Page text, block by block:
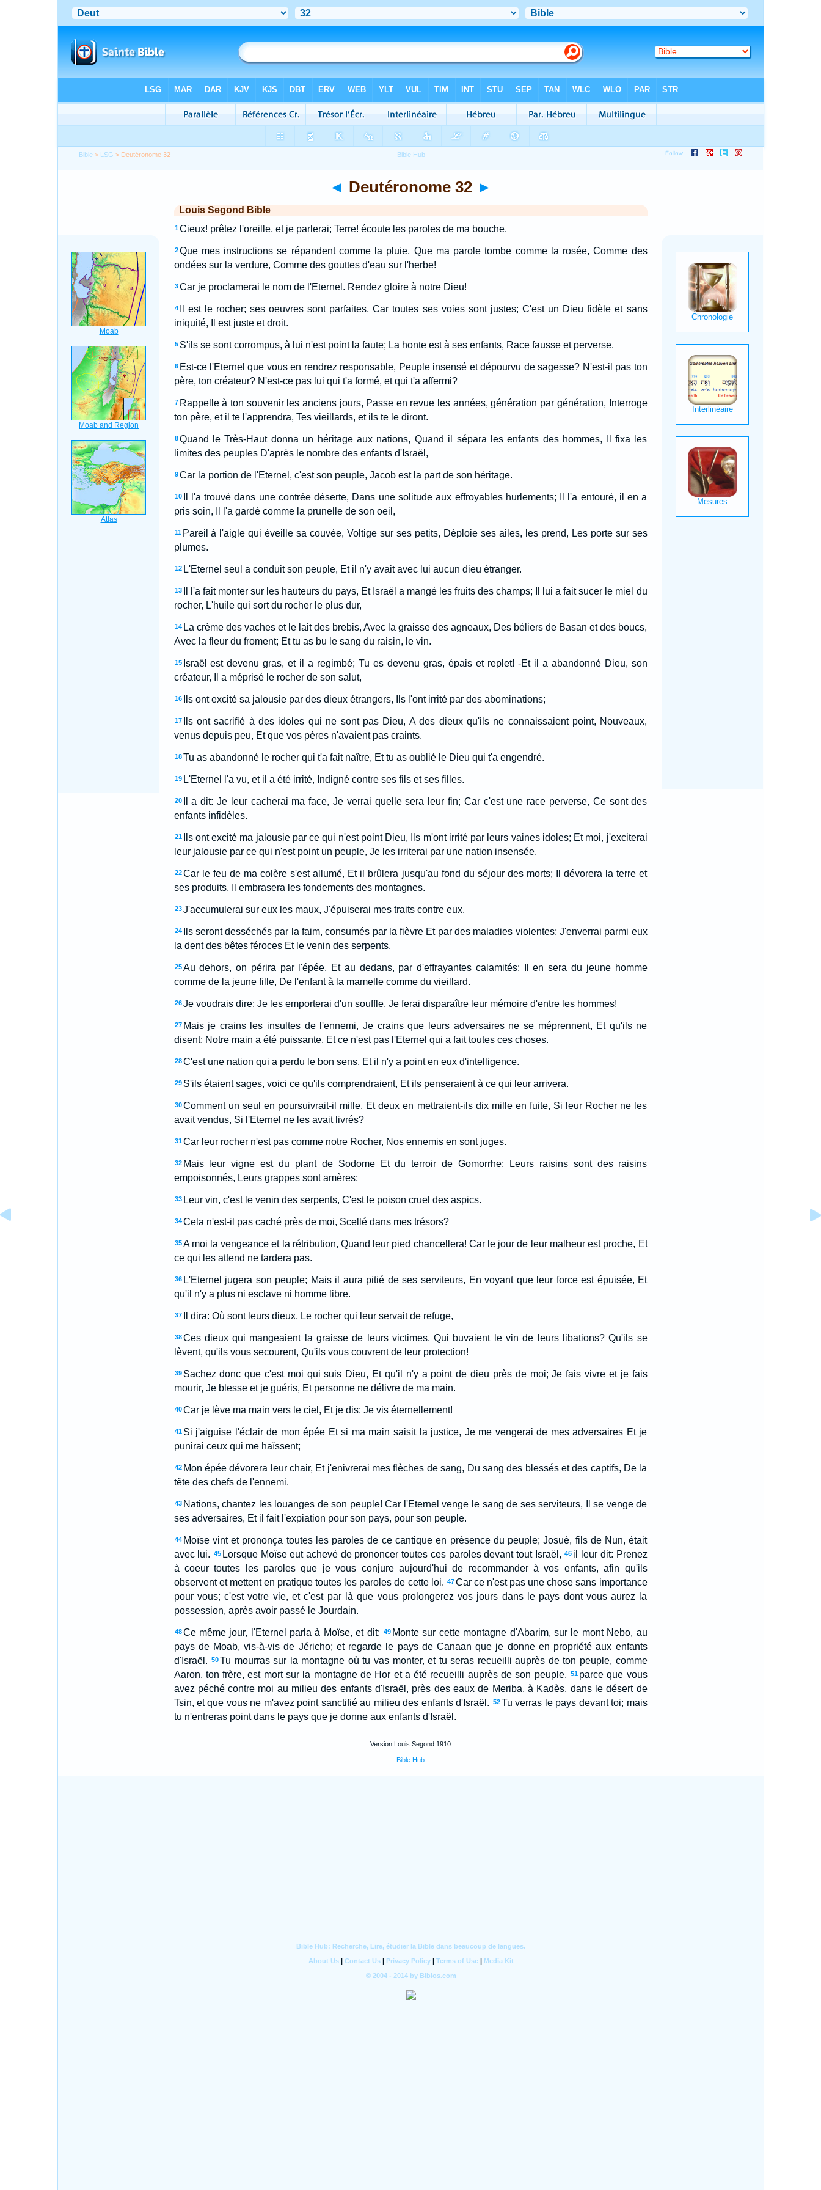
Bible > LSG > Deutéronome 32
◄ Deutéronome 32 ►
Louis Segond Bible
1 Cieux! prêtez l'oreille, et je parlerai; Terre! écoute les paroles de ma bouche.
2 Que mes instructions se répandent comme la pluie, Que ma parole tombe comme la rosée, Comme des
ondées sur la verdure, Comme des gouttes d'eau sur l'herbe!
3 Car je proclamerai le nom de l'Eternel. Rendez gloire à notre Dieu!
4
Il est le rocher; ses oeuvres sont parfaites, Car toutes ses voies sont justes; C'est un Dieu fidèle et sans
iniquité, Il est juste et droit.
5 S'ils se sont corrompus, à lui n'est point la faute; La honte est à ses enfants, Race fausse et perverse.
6 Est-ce l'Eternel que vous en rendrez responsable, Peuple insensé et dépourvu de sagesse? N'est-il pas ton
père, ton créateur? N'est-ce pas lui qui t'a formé, et qui t'a affermi?
7 Rappelle à ton souvenir les anciens jours, Passe en revue les années, génération par génération, Interroge
ton père, et il te l'apprendra, Tes vieillards, et ils te le diront.
8 Quand le Très-Haut donna un héritage aux nations, Quand il sépara les enfants des hommes, Il fixa les
limites des peuples D'après le nombre des enfants d'Israël,
9 Car la portion de l'Eternel, c'est son peuple, Jacob est la part de son héritage.
10
Il l'a trouvé dans une contrée déserte, Dans une solitude aux effroyables hurlements; Il l'a entouré, il en a
pris soin, Il l'a gardé comme la prunelle de son oeil,
11 Pareil à l'aigle qui éveille sa couvée, Voltige sur ses petits, Déploie ses ailes, les prend, Les porte sur ses
plumes.
12 L'Eternel seul a conduit son peuple, Et il n'y avait avec lui aucun dieu étranger.
13
Il l'a fait monter sur les hauteurs du pays, Et Israël a mangé les fruits des champs; Il lui a fait sucer le miel du
rocher, L'huile qui sort du rocher le plus dur,
14 La crème des vaches et le lait des brebis, Avec la graisse des agneaux, Des béliers de Basan et des boucs,
Avec la fleur du froment; Et tu as bu le sang du raisin, le vin.
15 Israël est devenu gras, et il a regimbé; Tu es devenu gras, épais et replet! -Et il a abandonné Dieu, son
créateur, Il a méprisé le rocher de son salut,
16 Ils ont excité sa jalousie par des dieux étrangers, Ils l'ont irrité par des abominations;
17
Ils ont sacrifié à des idoles qui ne sont pas Dieu, A des dieux qu'ils ne connaissaient point, Nouveaux,
venus depuis peu, Et que vos pères n'avaient pas craints.
18 Tu as abandonné le rocher qui t'a fait naître, Et tu as oublié le Dieu qui t'a engendré.
19 L'Eternel l'a vu, et il a été irrité, Indigné contre ses fils et ses filles.
20
Il a dit: Je leur cacherai ma face, Je verrai quelle sera leur fin; Car c'est une race perverse, Ce sont des
enfants infidèles.
21
Ils ont excité ma jalousie par ce qui n'est point Dieu, Ils m'ont irrité par leurs vaines idoles; Et moi, j'exciterai
leur jalousie par ce qui n'est point un peuple, Je les irriterai par une nation insensée.
22 Car le feu de ma colère s'est allumé, Et il brûlera jusqu'au fond du séjour des morts; Il dévorera la terre et
ses produits, Il embrasera les fondements des montagnes.
23 J'accumulerai sur eux les maux, J'épuiserai mes traits contre eux.
24
Ils seront desséchés par la faim, consumés par la fièvre Et par des maladies violentes; J'enverrai parmi eux
la dent des bêtes féroces Et le venin des serpents.
25 Au dehors, on périra par l'épée, Et au dedans, par d'effrayantes calamités: Il en sera du jeune homme
comme de la jeune fille, De l'enfant à la mamelle comme du vieillard.
26 Je voudrais dire: Je les emporterai d'un souffle, Je ferai disparaître leur mémoire d'entre les hommes!
27 Mais je crains les insultes de l'ennemi, Je crains que leurs adversaires ne se méprennent, Et qu'ils ne
disent: Notre main a été puissante, Et ce n'est pas l'Eternel qui a fait toutes ces choses.
28 C'est une nation qui a perdu le bon sens, Et il n'y a point en eux d'intelligence.
29 S'ils étaient sages, voici ce qu'ils comprendraient, Et ils penseraient à ce qui leur arrivera.
30 Comment un seul en poursuivrait-il mille, Et deux en mettraient-ils dix mille en fuite, Si leur Rocher ne les
avait vendus, Si l'Eternel ne les avait livrés?
31 Car leur rocher n'est pas comme notre Rocher, Nos ennemis en sont juges.
32 Mais leur vigne est du plant de Sodome Et du terroir de Gomorrhe; Leurs raisins sont des raisins
empoisonnés, Leurs grappes sont amères;
33 Leur vin, c'est le venin des serpents, C'est le poison cruel des aspics.
34 Cela n'est-il pas caché près de moi, Scellé dans mes trésors?
35 A moi la vengeance et la rétribution, Quand leur pied chancellera! Car le jour de leur malheur est proche, Et
ce qui les attend ne tardera pas.
36 L'Eternel jugera son peuple; Mais il aura pitié de ses serviteurs, En voyant que leur force est épuisée, Et
qu'il n'y a plus ni esclave ni homme libre.
37 Il dira: Où sont leurs dieux, Le rocher qui leur servait de refuge,
38 Ces dieux qui mangeaient la graisse de leurs victimes, Qui buvaient le vin de leurs libations? Qu'ils se
lèvent, qu'ils vous secourent, Qu'ils vous couvrent de leur protection!
39 Sachez donc que c'est moi qui suis Dieu, Et qu'il n'y a point de dieu près de moi; Je fais vivre et je fais
mourir, Je blesse et je guéris, Et personne ne délivre de ma main.
40 Car je lève ma main vers le ciel, Et je dis: Je vis éternellement!
41 Si j'aiguise l'éclair de mon épée Et si ma main saisit la justice, Je me vengerai de mes adversaires Et je
punirai ceux qui me haïssent;
42 Mon épée dévorera leur chair, Et j'enivrerai mes flèches de sang, Du sang des blessés et des captifs, De la
tête des chefs de l'ennemi.
43 Nations, chantez les louanges de son peuple! Car l'Eternel venge le sang de ses serviteurs, Il se venge de
ses adversaires, Et il fait l'expiation pour son pays, pour son peuple.
44 Moïse vint et prononça toutes les paroles de ce cantique en présence du peuple; Josué, fils de Nun, était
avec lui. 45 Lorsque Moïse eut achevé de prononcer toutes ces paroles devant tout Israël, 46 il leur dit: Prenez
à coeur toutes les paroles que je vous conjure aujourd'hui de recommander à vos enfants, afin qu'ils
observent et mettent en pratique toutes les paroles de cette loi. 47Car ce n'est pas une chose sans importance
pour vous; c'est votre vie, et c'est par là que vous prolongerez vos jours dans le pays dont vous aurez la
possession, après avoir passé le Jourdain.
48 Ce même jour, l'Eternel parla à Moïse, et dit: 49 Monte sur cette montagne d'Abarim, sur le mont Nebo, au
pays de Moab, vis-à-vis de Jéricho; et regarde le pays de Canaan que je donne en propriété aux enfants
d'Israël. 50Tu mourras sur la montagne où tu vas monter, et tu seras recueilli auprès de ton peuple, comme
Aaron, ton frère, est mort sur la montagne de Hor et a été recueilli auprès de son peuple, 51 parce que vous
avez péché contre moi au milieu des enfants d'Israël, près des eaux de Meriba, à Kadès, dans le désert de
Tsin, et que vous ne m'avez point sanctifié au milieu des enfants d'Israël. 52Tu verras le pays devant toi; mais
tu n'entreras point dans le pays que je donne aux enfants d'Israël.
Version Louis Segond 1910
Bible Hub